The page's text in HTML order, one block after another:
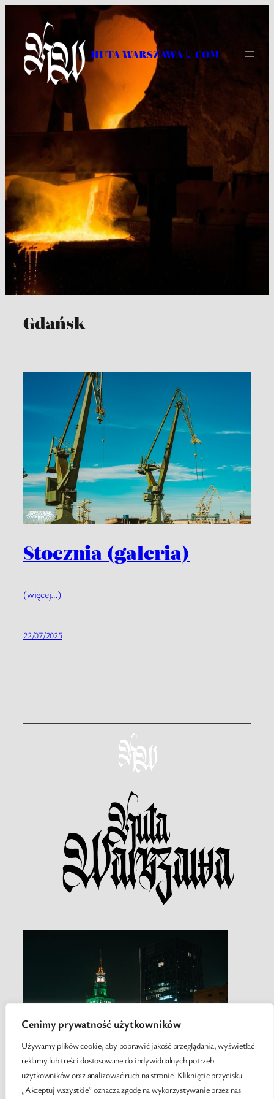
Cenimy prywatność użytkowników
Używamy plików cookie, aby poprawić jakość przeglądania, wyświetlać
reklamy lub treści dostosowane do indywidualnych potrzeb
użytkowników oraz analizować ruch na stronie. Kliknięcie przycisku
„Akceptuj wszystkie” oznacza zgodę na wykorzystywanie przez nas
treści
HUTA WARSZAWA |.| COM
Gdańsk
Stocznia (galeria)
(więcej…)
22/07/2025